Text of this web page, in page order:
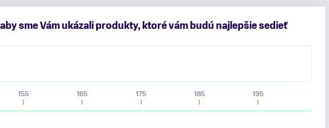
sme Vám ukázali produkty, ktoré vám budú najlepšie sedieť
155 165 175 185 195